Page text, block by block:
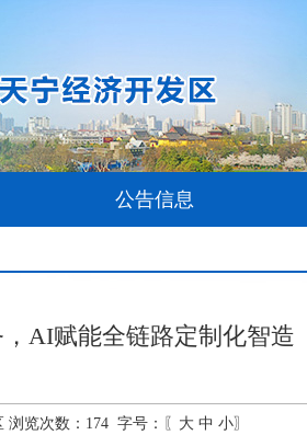
公告信息
AI赋能全链路定制化智造
览次数： 174字号：〖 大 中 小〗